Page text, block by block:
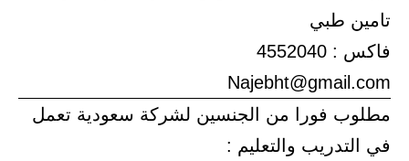
تامين طبي
فاكس : 4552040
Najebht@gmail.com
مطلوب فورا من الجنسين لشركة سعودية تعمل
في التدريب والتعليم :